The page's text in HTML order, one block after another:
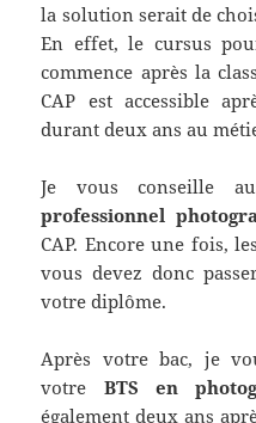
la solution serait de
En effet, le cursus
commence après la
CAP est accessible
durant deux ans au
Je vous conseille
professionnel
CAP. Encore une fois,
vous devez donc
votre diplôme.
Après votre bac, je
votre BTS en
également deux ans